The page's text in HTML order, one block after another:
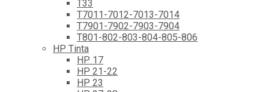
T33
T7011-7012-7013-7014
T7901-7902-7903-7904
T801-802-803-804-805-806
HP Tinta
HP 17
HP 21-22
HP 23